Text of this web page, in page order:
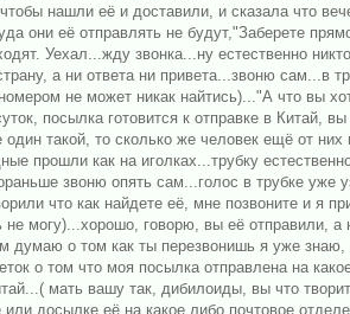
нашли её и доставили, и сказала что
они её отправлять не будут,"Заберете
Уехал...жду звонка...ну естественно
а ни ответа ни привета...звоню сам...в
не может никак найтись)..."А что вы
посылка готовится к отправке в Китай,
такой, то сколько же человек ещё от
прошли как на иголках...трубку
звоню опять сам...голос в трубке
что как найдете её, мне позвоните и я
могу)...хорошо, говорю, вы её отправили,
думаю о том как ты перезвонишь я уже
о том что моя посылка отправлена на
мать вашу так, дибилоиды, вы что
досылке её на какое либо почтовое